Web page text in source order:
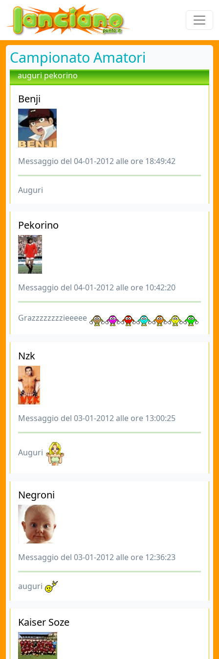
Campionato Amatori
auguri pekorino
Benji
Messaggio del 04-01-2012 alle ore 18:49:42
Auguri
Pekorino
Messaggio del 04-01-2012 alle ore 10:42:20
Grazzzzzzzzieeeee
Nzk
Messaggio del 03-01-2012 alle ore 13:00:25
Auguri
Negroni
Messaggio del 03-01-2012 alle ore 12:36:23
auguri
Kaiser Soze